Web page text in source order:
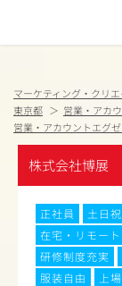
マーケティング・クリ
東京都
営業・アカ
営業・アカウントエグ
株式会社博展
正社員 土日
在宅・リモー
研修制度充実
服装自由
上